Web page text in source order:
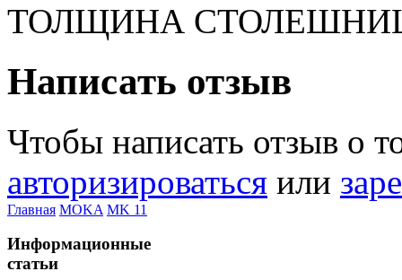
ТОЛЩИНА
Написать отзыв
Чтобы написать отзыв о
авторизироваться или
Главная MOKA MK 11
Информационные
статьи